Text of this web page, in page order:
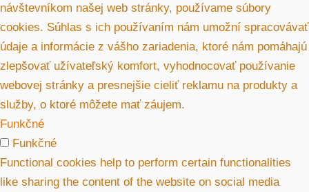
návštevníkom našej web stránky, používame súbory
cookies. Súhlas s ich používaním nám umožní spracovávať
údaje a informácie z vášho zariadenia, ktoré nám pomáhajú
zlepšovať užívateľský komfort, vyhodnocovať používanie
webovej stránky a presnejšie cieliť reklamu na produkty a
služby, o ktoré môžete mať záujem.
Funkčné
Funkčné
Functional cookies help to perform certain functionalities
like sharing the content of the website on social media